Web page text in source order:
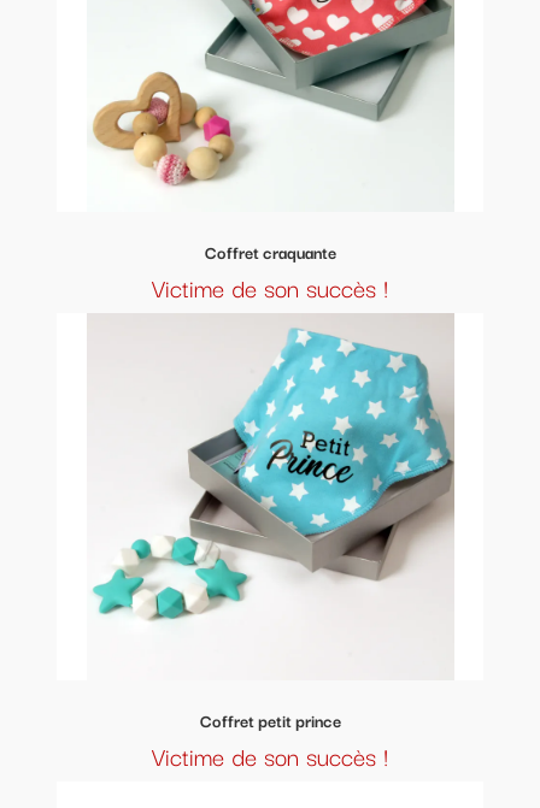
Coffret craquante
Victime de son succès !
Coffret petit prince
Victime de son succès !